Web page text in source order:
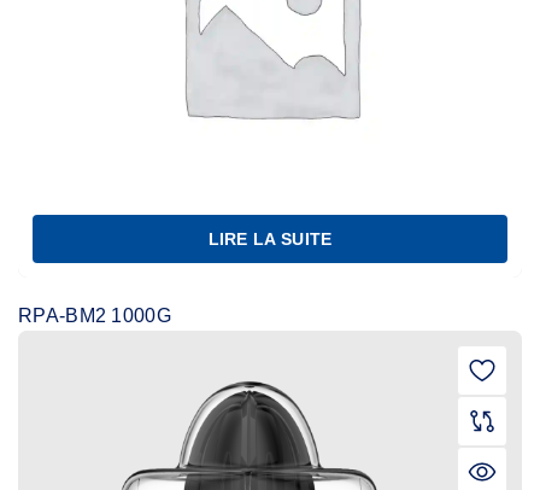
LIRE LA SUITE
RPA-BM2 1000G